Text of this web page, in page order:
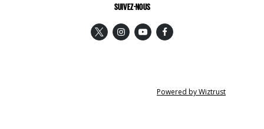
SUIVEZ-NOUS
Powered by Wiztrust